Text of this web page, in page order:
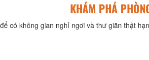
KHÁM PHÁ
có không gian nghỉ ngơi và thư giãn thật